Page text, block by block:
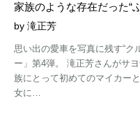
家族のような存在だった“
by 滝正芳
思い出の愛車を写真に残す“ク
ー」第4弾。 滝正芳さんがサ
族にとって初めてのマイカー
女に…